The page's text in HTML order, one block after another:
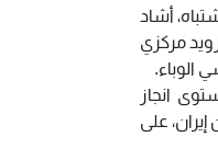
الاشتباه، أشاد
مركزي
الوباء.
انجاز
على